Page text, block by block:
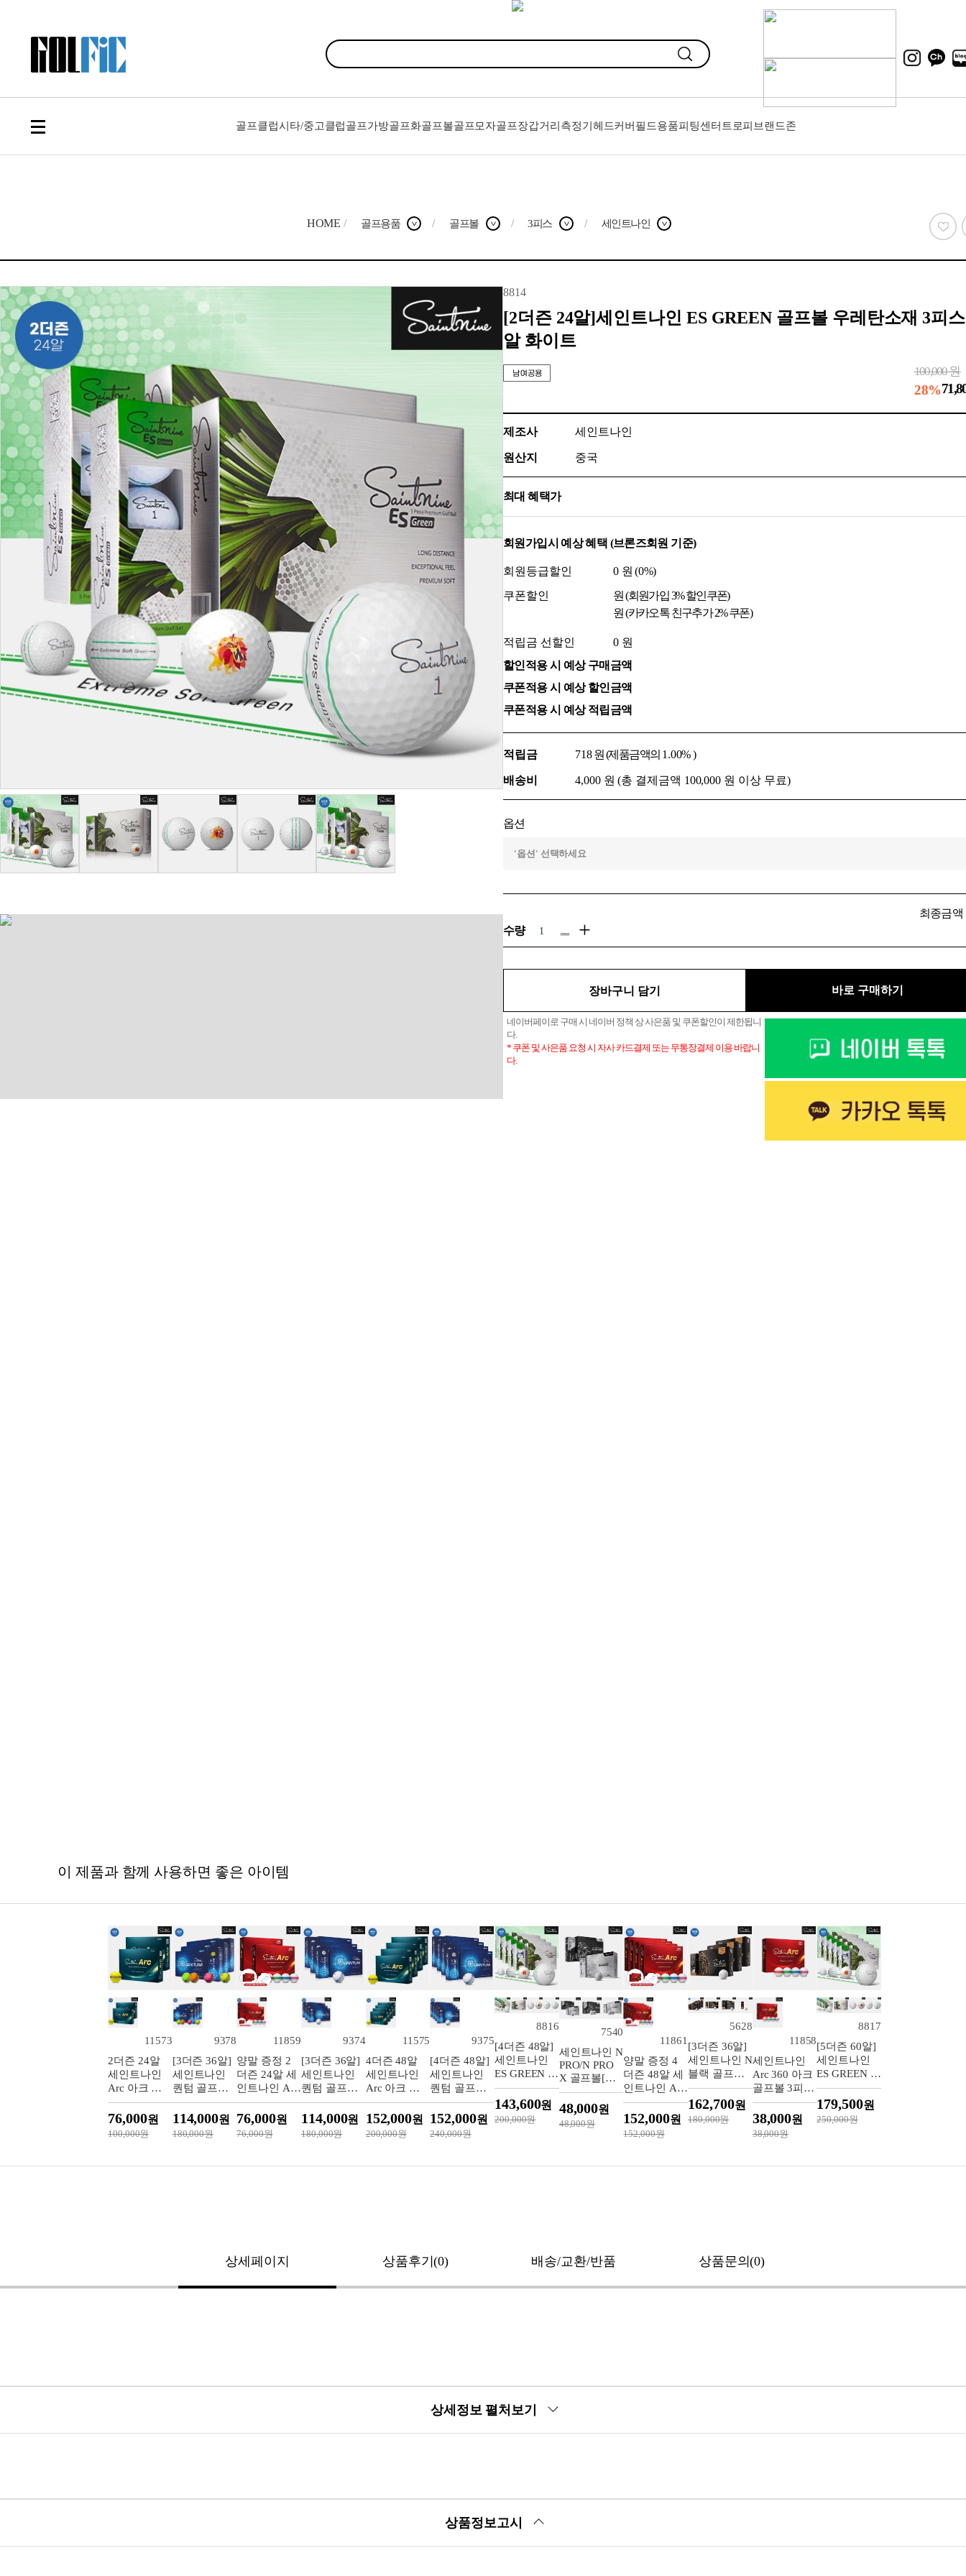
골프클럽시타/중고클럽골프가방골프화골프볼골프모자골프장갑거리측정기 헤드커버 필드용품피팅센터 트로피 브랜드존
HOME / 골프용품 > / 골프볼 > / 3피스 > / 세인트나인 >
8814
[2더즌 24알]세인트나인 ES GREEN 골프볼 우레탄소재 3피
알 화이트
100,000원
28%
제조사 세인트나인
원산지 중국
최대 혜택가
회원가입시 예상 혜택 (브론즈회원 기준)
회원등급할인 0 원 (0%)
쿠폰할인
원 (회원가입 3% 할인쿠폰)
원 (카카오톡 친구추가 2% 쿠폰)
적립금 선할인 0 원
할인적용 시 예상 구매금액
쿠폰적용 시 예상 할인금액
쿠폰적용 시 예상 적립금액
적립금 718원 (제품금액의 1.00%)
배송비 4,000 원 (총 결제금액 100,000 원 이상 무료)
옵션
수량 - +
최종금액
장바구니 담기 바로 구매하기
네이버페이로 구매 시 네이버 정책 상 사은품 및 쿠폰할인이 제한됩니
다.
* 쿠폰 및 사은품 요청 시 자사 카드결제 또는 무통장결제 이용 바랍니
다.
이 제품과 함께 사용하면 좋은 아이템
11573
2더즌 24알
세인트나인
Arc 아크 골
프볼 3피스
옐로우
76,000원
100,000원
9378
[3더즌 36알]
세인트나인
퀀텀 골프볼
[멀티컬러][3
피스]
114,000원
180,000원
11859
양말 증정 2
더즌 24알 세
인트나인 Arc
360 아크 골
프볼 3피스
화이트
76,000원
76,000원
9374
[3더즌 36알]
세인트나인
퀀텀 골프볼
[화이트][3피
스]
114,000원
180,000원
11575
4더즌 48알
세인트나인
Arc 아크 골
프볼 3피스
옐로우
152,000원
200,000원
9375
[4더즌 48알]
세인트나인
퀀텀 골프볼
[화이트][3피
스]
152,000원
240,000원
8816
[4더즌 48알]
세인트나인
ES GREEN 골
프볼 우레탄
소재 3피스
12알 화이트
143,600원
200,000원
7540
세인트나인 N
PRO/N PRO
X 골프볼[화
이트][3/4피
스]
48,000원
48,000원
11861
양말 증정 4
더즌 48알 세
인트나인 Arc
360 아크 골
프볼 3피스
화이트
152,000원
152,000원
5628
[3더즌 36알]
세인트나인 N
블랙 골프볼
[남여공용][3
피스][화이트]
162,700원
180,000원
11858
세인트나인
Arc 360 아크
골프볼 3피스
12알 화이트
38,000원
38,000원
8817
[5더즌 60알]
세인트나인
ES GREEN 골
프볼 우레탄
소재 3피스
12알 화이트
179,500원
250,000원
상세페이지 상품후기(0) 배송/교환/반품 상품문의(0)
상세정보 펼처보기
상품정보고시